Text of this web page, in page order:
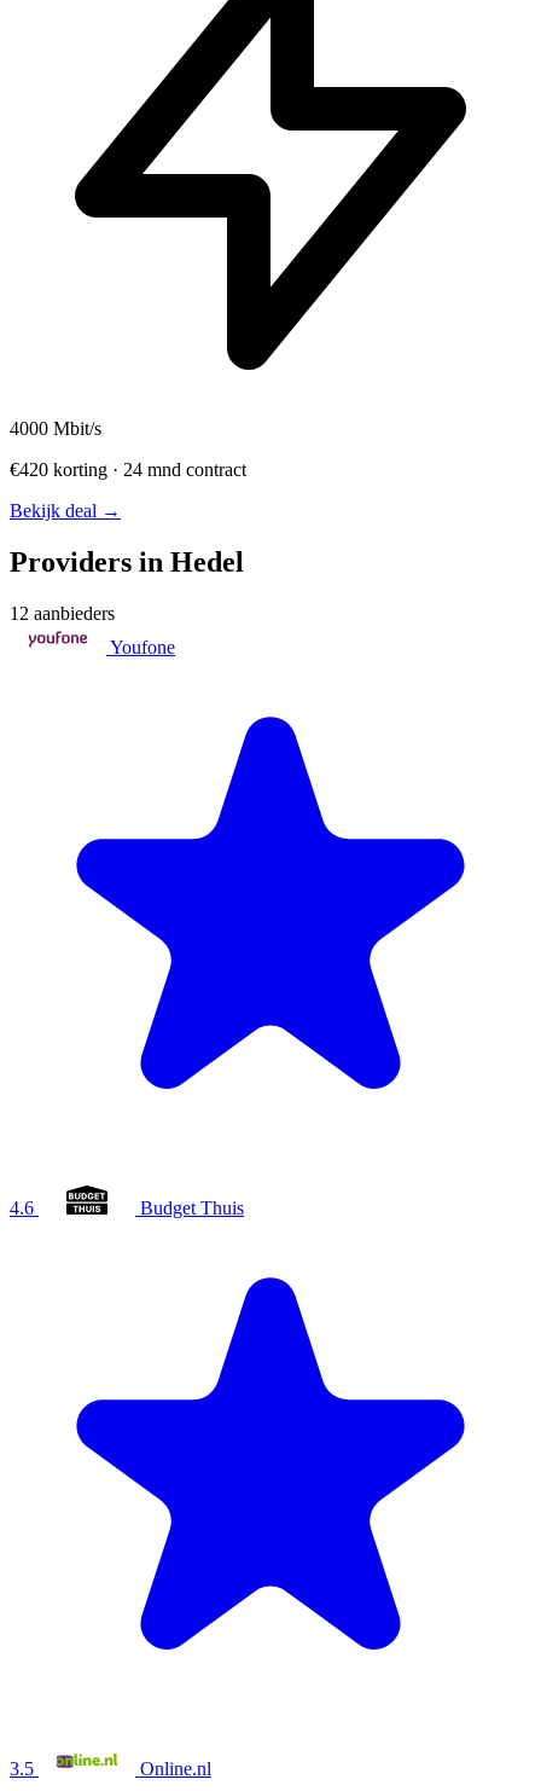
4000 Mbit/s
€420 korting · 24 mnd contract
Bekijk deal →
Providers in Hedel
12 aanbieders
Youfone
4.6 Budget Thuis
3.5 Online.nl